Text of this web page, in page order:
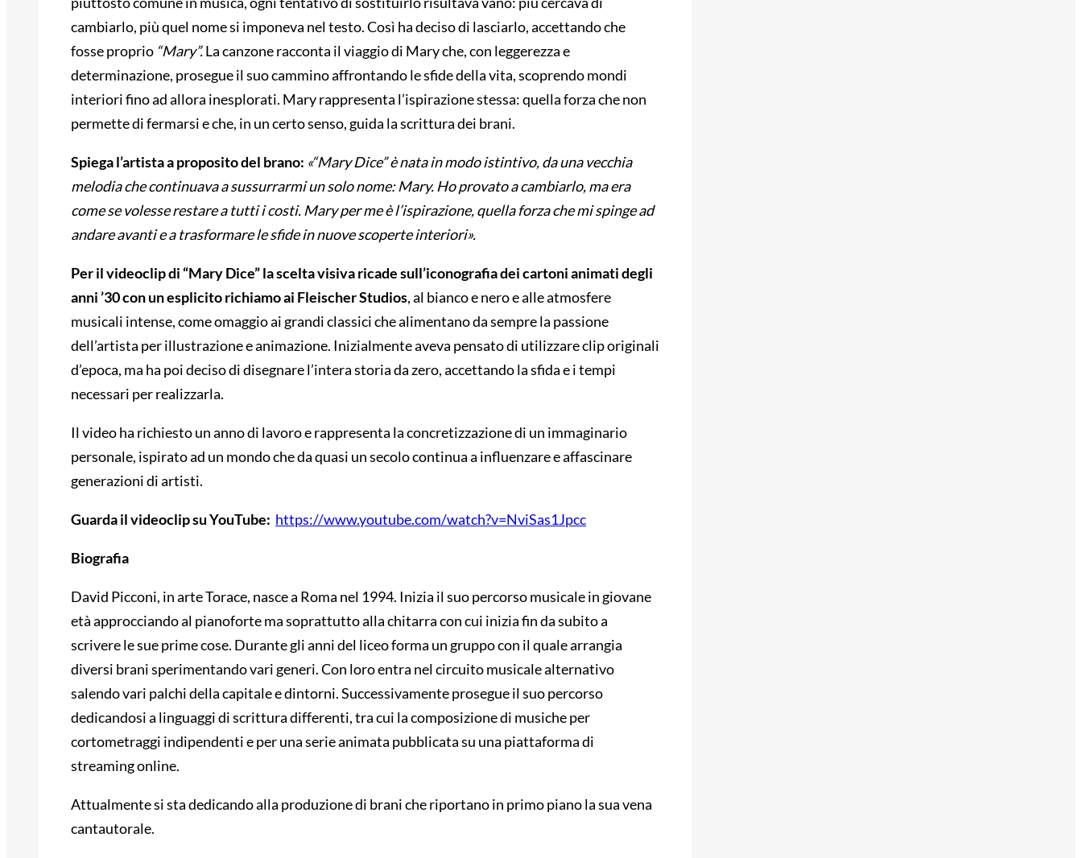
cambiarlo, più quel nome si imponeva nel testo. Così ha deciso di lasciarlo, accettando che
fosse proprio “Mary”.La canzone racconta il viaggio di Mary che, con leggerezza e
determinazione, prosegue il suo cammino affrontando le sfide della vita, scoprendo mondi
interiori fino ad allora inesplorati. Mary rappresenta l’ispirazione stessa: quella forza che non
permette di fermarsi e che, in un certo senso, guida la scrittura dei brani.
Spiega l’artista a proposito del brano: «“Mary Dice” è nata in modo istintivo, da una vecchia
melodia che continuava a sussurrarmi un solo nome: Mary. Ho provato a cambiarlo, ma era
come se volesse restare a tutti i costi. Mary per me è l’ispirazione, quella forza che mi spinge ad
andare avanti e a trasformare le sfide in nuove scoperte interiori».
Per il videoclip di “Mary Dice” la scelta visiva ricade sull’iconografia dei cartoni animati degli
anni ’30 con un esplicito richiamo ai Fleischer Studios, al bianco e nero e alle atmosfere
musicali intense, come omaggio ai grandi classici che alimentano da sempre la passione
dell’artista per illustrazione e animazione. Inizialmente aveva pensato di utilizzare clip originali
d’epoca, ma ha poi deciso di disegnare l’intera storia da zero, accettando la sfida e i tempi
necessari per realizzarla.
Il video ha richiesto un anno di lavoro e rappresenta la concretizzazione di un immaginario
personale, ispirato ad un mondo che da quasi un secolo continua a influenzare e affascinare
generazioni di artisti.
Guarda il videoclip su YouTube: https://www.youtube.com/watch?v=NviSas1Jpcc
Biografia
David Picconi, in arte Torace, nasce a Roma nel 1994. Inizia il suo percorso musicale in giovane
età approcciando al pianoforte ma soprattutto alla chitarra con cui inizia fin da subito a
scrivere le sue prime cose. Durante gli anni del liceo forma un gruppo con il quale arrangia
diversi brani sperimentando vari generi. Con loro entra nel circuito musicale alternativo
salendo vari palchi della capitale e dintorni. Successivamente prosegue il suo percorso
dedicandosi a linguaggi di scrittura differenti, tra cui la composizione di musiche per
cortometraggi indipendenti e per una serie animata pubblicata su una piattaforma di
streaming online.
Attualmente si sta dedicando alla produzione di brani che riportano in primo piano la sua vena
cantautorale.